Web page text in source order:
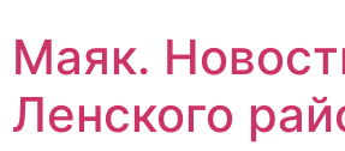
Маяк.
Ленского